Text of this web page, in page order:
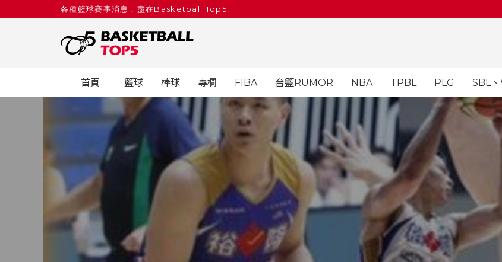
各種籃球賽事消息，盡在Basketball Top5!
首頁 籃球 棒球 專欄 FIBA 台籃RUMOR NBA TPBL PLG SBL、